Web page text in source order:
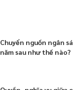
Chuyển nguồn ngân
năm sau như thế nào?